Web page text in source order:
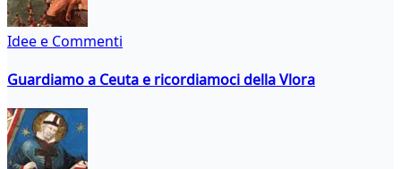
Idee e Commenti
Guardiamo a Ceuta e ricordiamoci della Vlora